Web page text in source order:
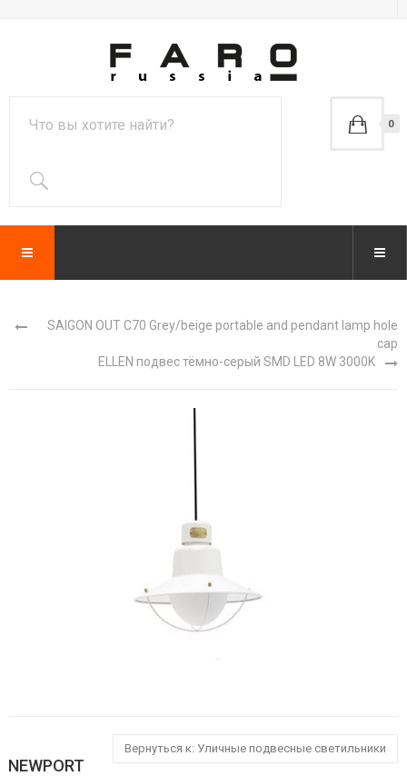
0
SAIGON OUT C70 Grey/beige portable and pendant lamp hole
cap
ELLEN подвес тёмно-серый SMD LED 8W 3000K
Вернуться к: Уличные подвесные светильники
NEWPORT